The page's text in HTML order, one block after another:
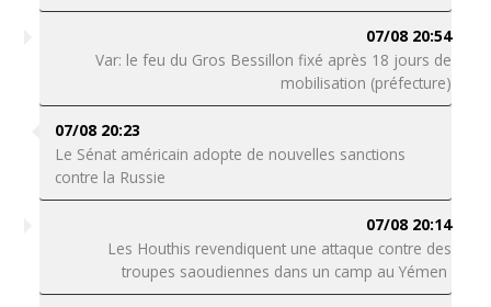
07/08 20:54
Var: le feu du Gros Bessillon fixé après 18 jours de
mobilisation (préfecture)
07/08 20:23
Le Sénat américain adopte de nouvelles sanctions
contre la Russie
07/08 20:14
Les Houthis revendiquent une attaque contre des
troupes saoudiennes dans un camp au Yémen